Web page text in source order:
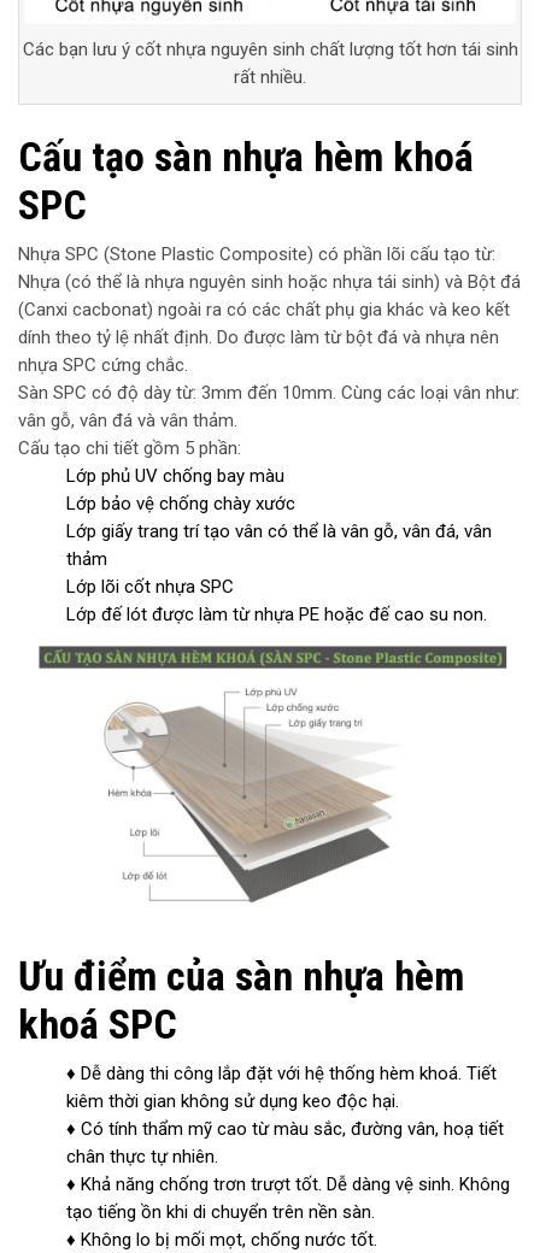
Các bạn lưu ý cốt nhựa nguyên sinh chất lượng tốt hơn tái sinh
rất nhiều.
Cấu tạo sàn nhựa hèm khoá
SPC
Nhựa SPC (Stone Plastic Composite) có phần lõi cấu tạo từ:
Nhựa (có thể là nhựa nguyên sinh hoặc nhựa tái sinh) và Bột đá
(Canxi cacbonat) ngoài ra có các chất phụ gia khác và keo kết
dính theo tỷ lệ nhất định. Do được làm từ bột đá và nhựa nên
nhựa SPC cứng chắc.
Sàn SPC có độ dày từ: 3mm đến 10mm. Cùng các loại vân như:
vân gỗ, vân đá và vân thảm.
Cấu tạo chi tiết gồm 5 phần:
Lớp phủ UV chống bay màu
Lớp bảo vệ chống chày xước
Lớp giấy trang trí tạo vân có thể là vân gỗ, vân đá, vân
thảm
Lớp lõi cốt nhựa SPC
Lớp đế lót được làm từ nhựa PE hoặc đế cao su non.
Ưu điểm của sàn nhựa hèm
khoá SPC
♦ Dễ dàng thi công lắp đặt với hệ thống hèm khoá. Tiết
kiêm thời gian không sử dụng keo độc hại.
♦ Có tính thẩm mỹ cao từ màu sắc, đường vân, hoạ tiết
chân thực tự nhiên.
♦ Khả năng chống trơn trượt tốt. Dễ dàng vệ sinh. Không
tạo tiếng ồn khi di chuyển trên nền sàn.
♦ Không lo bị mối mọt, chống nước tốt.